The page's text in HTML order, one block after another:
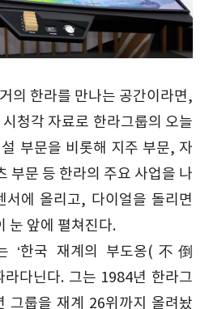
의 한라를 만나는 공간이라면,
시청각 자료로 한라그룹의 오늘
부문을 비롯해 지주 부문, 자
부문 등 한라의 주요 사업을 나
서에 올리고, 다이얼을 돌리면
눈 앞에 펼쳐진다.
‘한국 재계의 부도옹(不倒
라다닌다. 그는 1984년 한라그
그룹을 재계 26위까지 올려놨